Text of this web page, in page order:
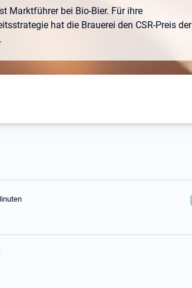
Marktführer bei Bio-Bier. Für ihre
hat die Brauerei den CSR-Preis der